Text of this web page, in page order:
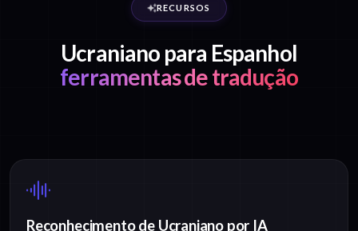
RECURSOS
Ucraniano para Espanhol
ferramentas de tradução
Reconhecimento de Ucraniano por IA